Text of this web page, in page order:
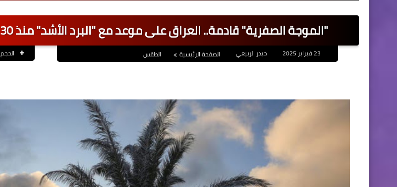
"الموجة الصفرية" قادمة.. العراق على موعد مع "البرد الأشد" منذ 30 عام،،،
حيدر الربيعي الصفحة الرئيسية الطقس الحجم